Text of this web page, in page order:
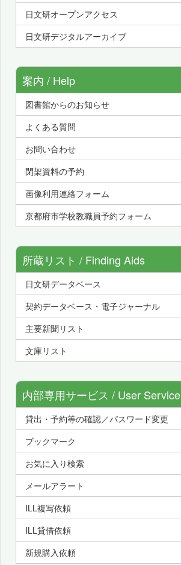
日文研オープンアクセス
日文研デジタルアーカイブ
案内 / Help
図書館からのお知らせ
よくある質問
お問い合わせ
閉架資料の予約
画像利用連絡フォーム
京都府市学校教職員予約フォーム
所蔵リスト / Finding Aids
日文研データベース
契約データベース・電子ジャーナル
主要新聞リスト
文庫リスト
内部専用サービス / User Service
貸出・予約等の確認／パスワード変更
ブックマーク
お気に入り検索
メールアラート
ILL複写依頼
ILL貸借依頼
新規購入依頼